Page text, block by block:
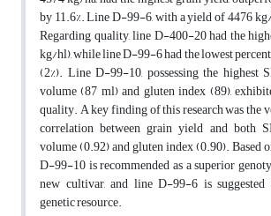
by 11.6%. Line D-99-6, with a yield of 4476
Regarding quality, line D-400-20 had the
kg/hl), while line D-99-6 had the lowest
(2%). Line D-99-10, possessing the highest
volume (87 ml) and gluten index (89),
quality. A key finding of this research was the
correlation between grain yield and both
volume (0.92) and gluten index (0.90). Based
D-99-10 is recommended as a superior
new cultivar, and line D-99-6 is
genetic resource.